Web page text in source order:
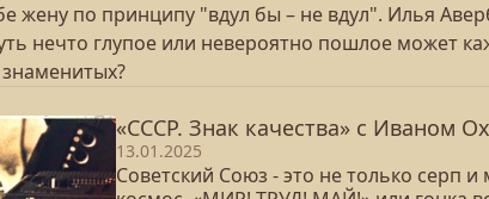
жену по принципу "вдул бы – не вдул". Илья
нечто глупое или невероятно пошлое может
«СССР. Знак качества» с Иваном
13.01.2025
Советский Союз - это не только серп